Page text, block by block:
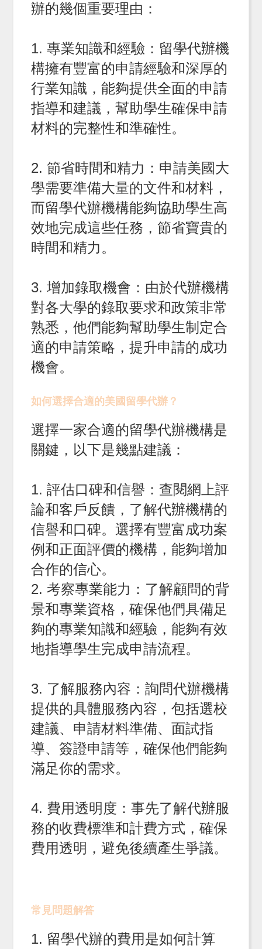
辦的幾個重要理由：
1. 專業知識和經驗：留學代辦機
構擁有豐富的申請經驗和深厚的
行業知識，能夠提供全面的申請
指導和建議，幫助學生確保申請
材料的完整性和準確性。
2. 節省時間和精力：申請美國大
學需要準備大量的文件和材料，
而留學代辦機構能夠協助學生高
效地完成這些任務，節省寶貴的
時間和精力。
3. 增加錄取機會：由於代辦機構
對各大學的錄取要求和政策非常
熟悉，他們能夠幫助學生制定合
適的申請策略，提升申請的成功
機會。
如何選擇合適的美國留學代辦？
選擇一家合適的留學代辦機構是
關鍵，以下是幾點建議：
1. 評估口碑和信譽：查閱網上評
論和客戶反饋，了解代辦機構的
信譽和口碑。選擇有豐富成功案
例和正面評價的機構，能夠增加
合作的信心。
2. 考察專業能力：了解顧問的背
景和專業資格，確保他們具備足
夠的專業知識和經驗，能夠有效
地指導學生完成申請流程。
3. 了解服務內容：詢問代辦機構
提供的具體服務內容，包括選校
建議、申請材料準備、面試指
導、簽證申請等，確保他們能夠
滿足你的需求。
4. 費用透明度：事先了解代辦服
務的收費標準和計費方式，確保
費用透明，避免後續產生爭議。
常見問題解答
1. 留學代辦的費用是如何計算